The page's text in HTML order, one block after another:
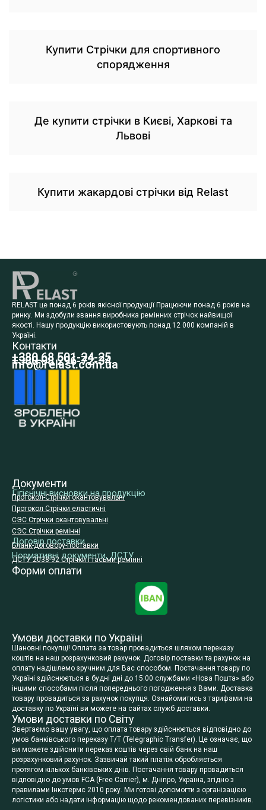
Купити Стрічки для спортивного
спорядження
Де купити стрічки в Києві, Харкові та
Львові
Купити жакардові стрічки від Relast
RELAST це понад 6 років якісної продукції Працюючи понад 6 років на
ринку. Ми здобули звання виробника ремінних стрічок найвищої
якості. Нашу продукцію використовують понад 12 000 компаній в
Україні.
Контакти
+380 68 501-24-25
+380 98 296-72-34
info@relast.com.ua
Документи
Гігієнічні висновки на продукцію
Протокол-Стрічки окантовувальні
Протокол Стрічки еластичні
СЭС Стрічки окантовувальні
СЭС Стрічки ремінні
Договір поставки
Бланк-договору-поставки
Нормативні документи, ДСТУ
ДСТУ 2038-92 Стрічки і тасьми ремінні
Форми оплати
Умови доставки по Україні
Шановні покупці! Оплата за товар провадиться шляхом переказу
коштів на наш розрахунковий рахунок. Договір поставки та рахунок на
оплату надішлемо зручним для Вас способом. Постачання товару по
Україні здійснюється в будні дні до 15:00 службами «Нова Пошта» або
іншими способами після попереднього погодження з Вами. Доставка
товару провадиться за рахунок покупця. Ознайомитись з тарифами на
доставку по Україні ви можете на сайтах служб доставки.
Умови доставки по Світу
Звертаємо вашу увагу, що оплата товару здійснюється відповідно до
умов банківського переказу T/T (Telegraphic Transfer). Це означає, що
ви можете здійснити переказ коштів через свій банк на наш
розрахунковий рахунок. Зазвичай такий платіж обробляється
протягом кількох банківських днів. Постачання товару провадиться
відповідно до умов FCA (Free Carrier), м. Дніпро, Україна, згідно з
правилами Інкотермс 2010 року. Ми готові допомогти з організацією
логістики або надати інформацію щодо рекомендованих перевізників.